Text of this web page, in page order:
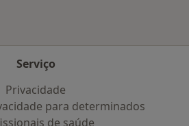
Serviço
Privacidade
para determinados
de saúde